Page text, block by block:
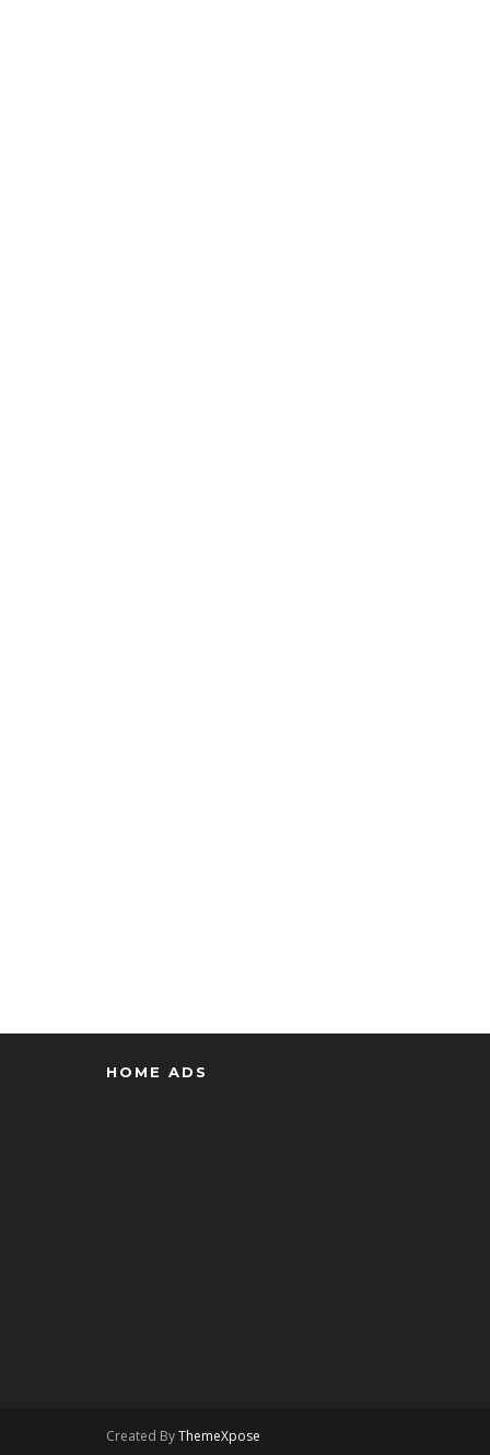
HOME ADS
Created ByThemeXpose